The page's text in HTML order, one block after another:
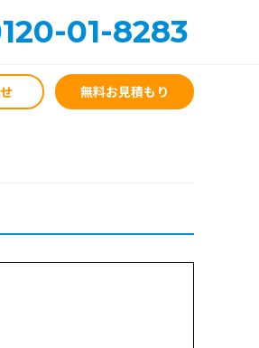
01-8283
無料お見積もり